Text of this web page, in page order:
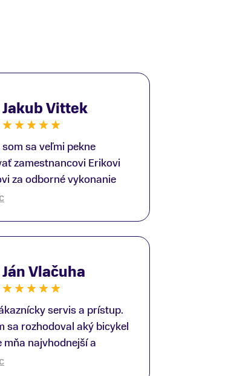
Jakub Vittek
som sa veľmi pekne
zamestnancovi Erikovi
za odborné vykonanie
Je to super človek na
bez zaváhania.
Ján Vlačuha
servis a prístup.
sa rozhodoval aký bicykel
mňa najvhodnejší a
som navštívil viac krát.